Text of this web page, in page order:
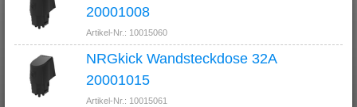
20001008
Artikel-Nr.: 10015060
NRGkick Wandsteckdose 32A
20001015
Artikel-Nr.: 10015061